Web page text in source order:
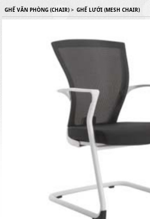
GHẾ VĂN PHÒNG (CHAIR) > GHẾ LƯỚI (MESH CHAIR)